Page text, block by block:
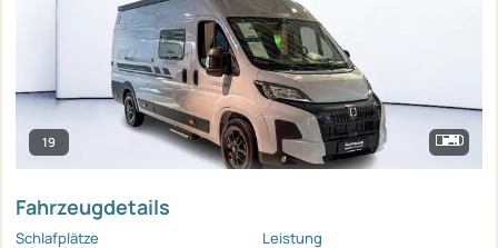
19
Fahrzeugdetails
Schlafplätze Leistung